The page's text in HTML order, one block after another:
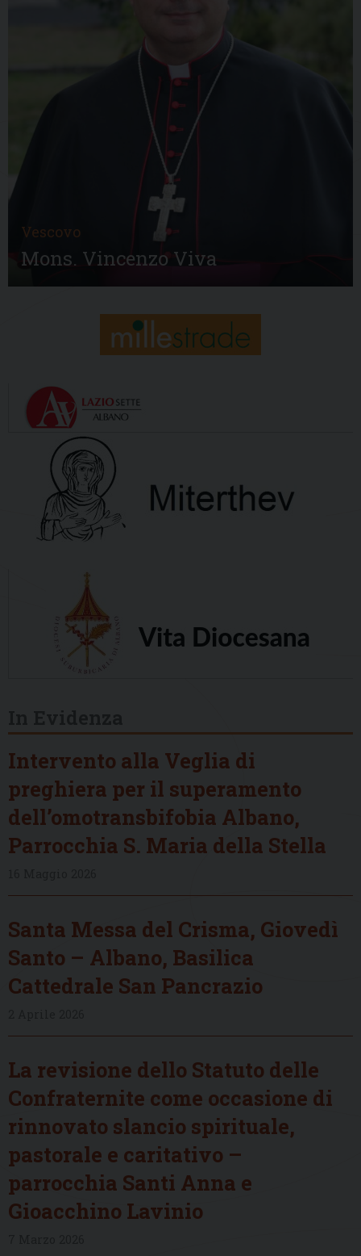
Vescovo
Mons. Vincenzo Viva
Intervento alla Veglia di
preghiera per il superamento
dell’omotransbifobia Albano,
Parrocchia S. Maria della Stella
Santa Messa del Crisma, Giovedì
Santo – Albano, Basilica
Cattedrale San Pancrazio
La revisione dello Statuto delle
Confraternite come occasione di
rinnovato slancio spirituale,
pastorale e caritativo –
parrocchia Santi Anna e
Gioacchino Lavinio